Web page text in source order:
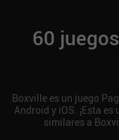
60
Boxville es un juego
Android y iOS. ¡Esta
similares a